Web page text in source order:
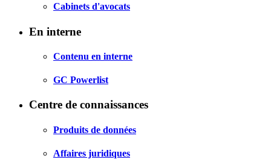
Cabinets d'avocats
En interne
Contenu en interne
GC Powerlist
Centre de connaissances
Produits de données
Affaires juridiques